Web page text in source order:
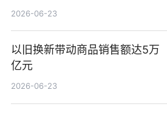
2026-06-23
以旧换新带动商品销售额达5万
亿元
2026-06-23